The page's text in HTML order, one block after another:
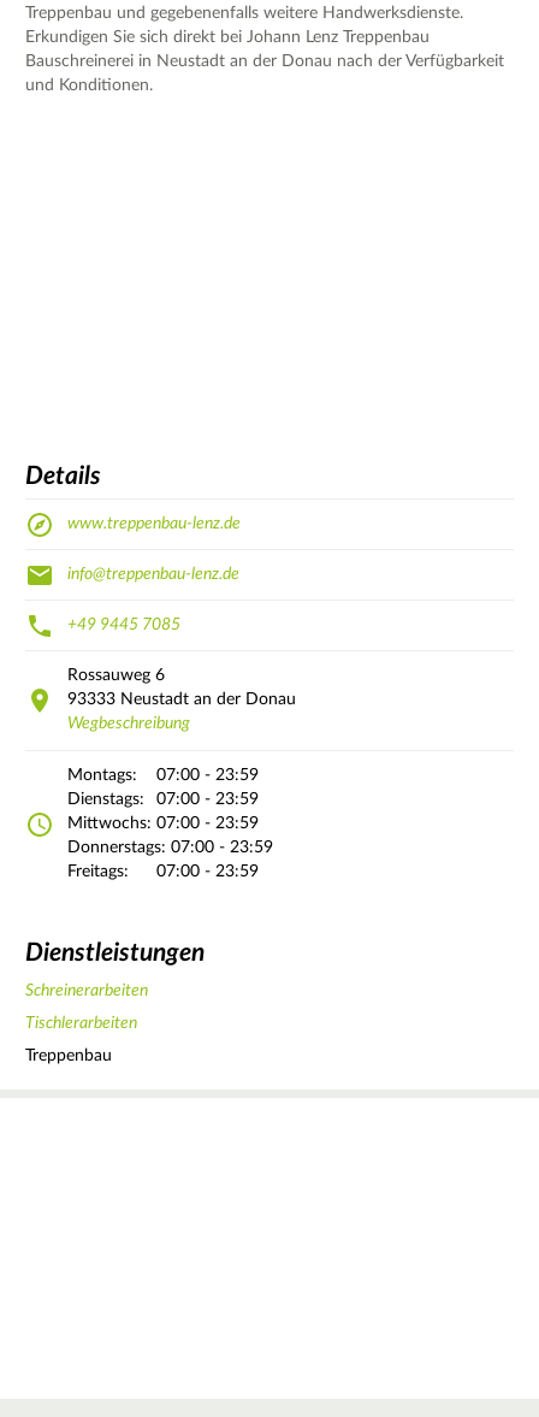
Treppenbau und gegebenenfalls weitere Handwerksdienste.
Erkundigen Sie sich direkt bei Johann Lenz Treppenbau
Bauschreinerei in Neustadt an der Donau nach der Verfügbarkeit
und Konditionen.
Details
www.treppenbau-lenz.de
info@treppenbau-lenz.de
+49 9445 7085
Rossauweg 6
93333 Neustadt an der Donau
Wegbeschreibung
Montags:
07:00 - 23:59
Dienstags:
07:00 - 23:59
Mittwochs: 07:00 - 23:59
Donnerstags: 07:00 - 23:59
Freitags:
07:00 - 23:59
Dienstleistungen
Schreinerarbeiten
Tischlerarbeiten
Treppenbau